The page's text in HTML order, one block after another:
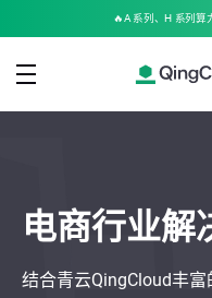
🔥A 系列、H 系列算
电商行业解
结合青云QingCloud丰